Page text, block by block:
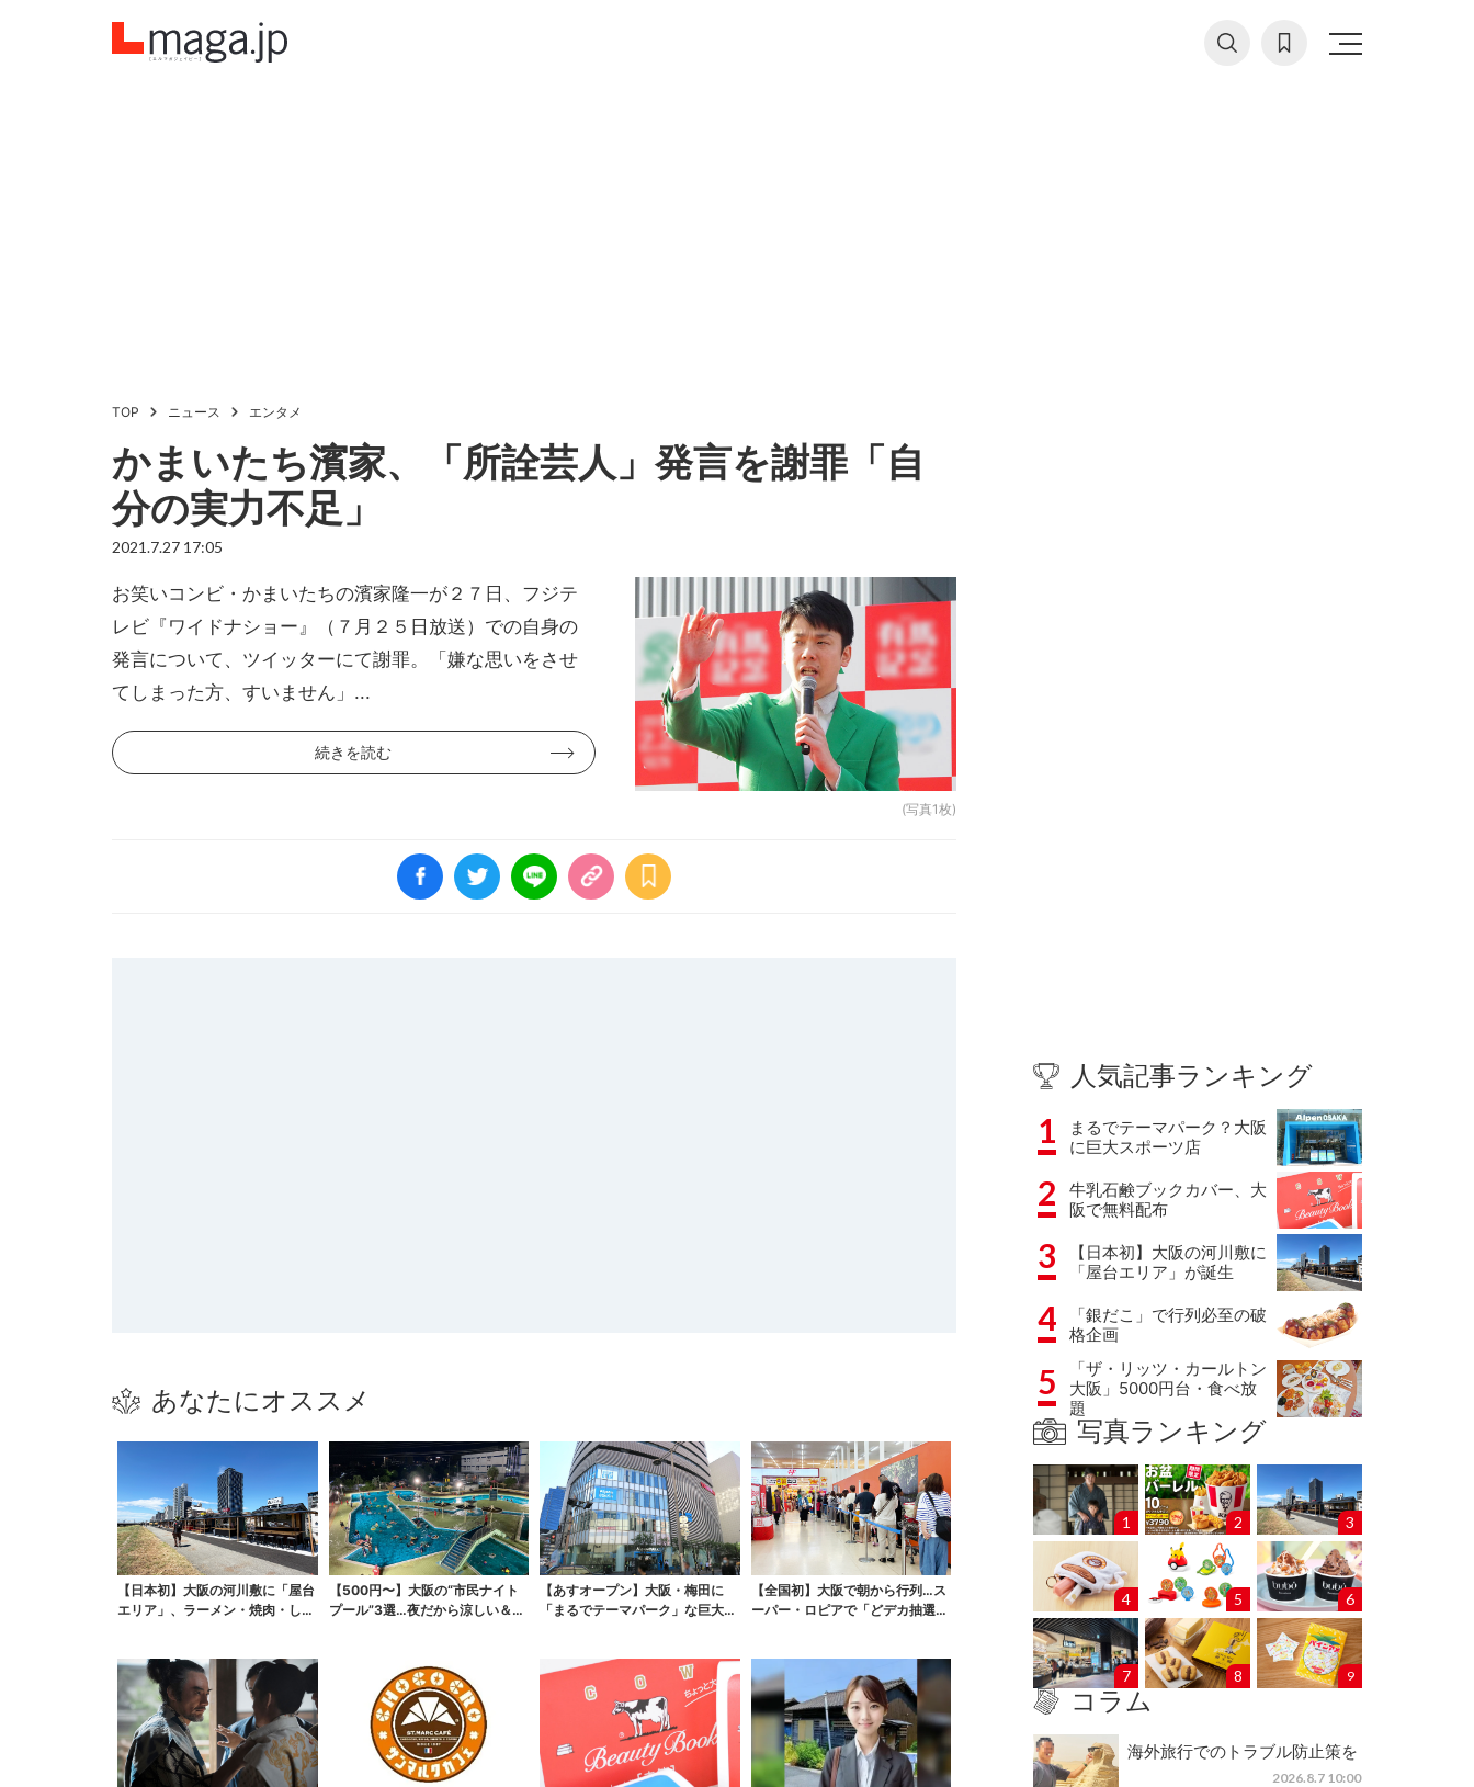
TOP ニュース エンタメ
かまいたち濱家、「所詮芸人」発言を謝罪「自
分の実力不足」
2021.7.27 17:05
(写真1枚)
お笑いコンビ・かまいたちの濱家隆一が２７日、フジテ
レビ『ワイドナショー』（７月２５日放送）での自身の
発言について、ツイッターにて謝罪。「嫌な思いをさせ
てしまった方、すいません」...
続きを読む
あなたにオススメ
【日本初】大阪の河川敷に「屋台
エリア」、ラーメン・焼肉・しゃ
【500円〜】大阪の“市民ナイト
プール”3選…夜だから涼しい＆コ
【あすオープン】大阪・梅田に
「まるでテーマパーク」な巨大ス
【全国初】大阪で朝から行列…ス
ーパー・ロピアで「どデカ抽選
人気記事ランキング
1
まるでテーマパーク？大阪
に巨大スポーツ店
2
牛乳石鹸ブックカバー、大
阪で無料配布
3
【日本初】大阪の河川敷に
「屋台エリア」が誕生
4
「銀だこ」で行列必至の破
格企画
5
「ザ・リッツ・カールトン
大阪」5000円台・食べ放
題
写真ランキング
1 2 3
4 5 6
7 8 9
コラム
海外旅行でのトラブル防止策を
2026.8.7 10:00